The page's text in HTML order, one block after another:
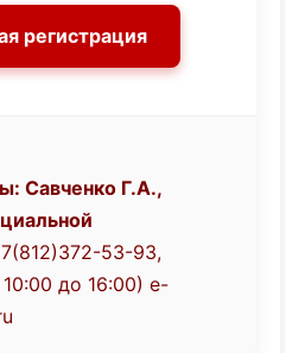
регистрация
Савченко Г.А.,
53-93,
до 16:00) e-